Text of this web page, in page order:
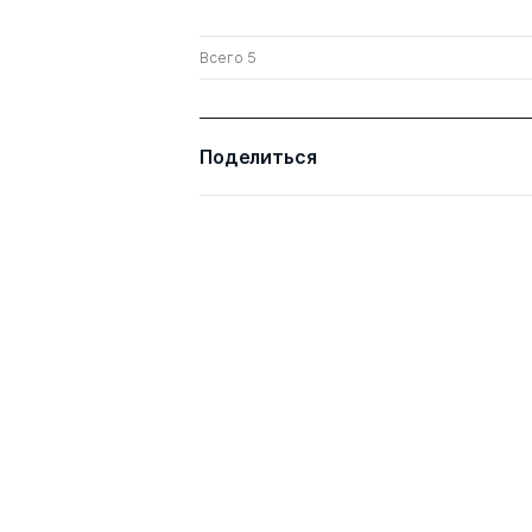
Всего 5
Поделиться